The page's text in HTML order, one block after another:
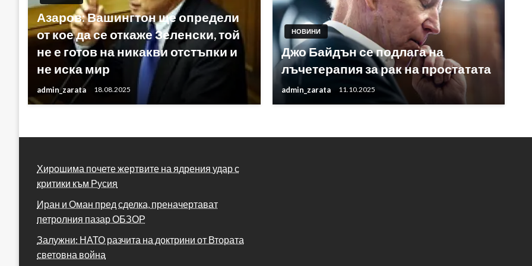
Азаров: Вашингтон ще определи
от кое да се откаже Зеленски, той
не е готов на никакви отстъпки и
не иска мир
admin_zarata 18.08.2025
НОВИНИ
Джо Байдън се подлага на
лъчетерапия за рак на простатата
admin_zarata 11.10.2025
Хирошима почете жертвите на ядрения удар с
критики към Русия
Иран и Оман пред сделка, преначертават
петролния пазар ОБЗОР
Залужни: НАТО разчита на доктрини от Втората
световна война